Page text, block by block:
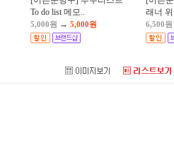
To do list 메모..
5,000원 → 5,000원
래너
6,500원